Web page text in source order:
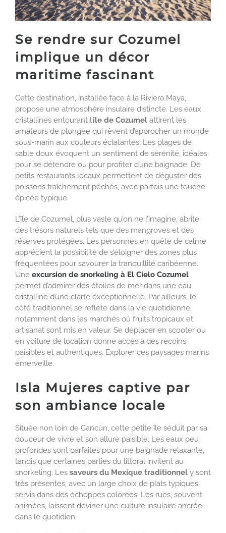
Se rendre sur Cozumel
implique un décor
maritime fascinant
Cette destination, installée face à la Riviera Maya,
propose une atmosphère insulaire distincte. Les eaux
cristallines entourant l’île de Cozumel attirent les
amateurs de plongée qui rêvent d’approcher un monde
sous-marin aux couleurs éclatantes. Les plages de
sable doux évoquent un sentiment de sérénité, idéales
pour se détendre ou pour profiter d’une baignade. De
petits restaurants locaux permettent de déguster des
poissons fraîchement pêchés, avec parfois une touche
épicée typique.
L’île de Cozumel, plus vaste qu’on ne l’imagine, abrite
des trésors naturels tels que des mangroves et des
réserves protégées. Les personnes en quête de calme
apprécient la possibilité de s’éloigner des zones plus
fréquentées pour savourer la tranquillité caribéenne.
Une excursion de snorkeling à El Cielo Cozumel
permet d’admirer des étoiles de mer dans une eau
cristalline d’une clarté exceptionnelle. Par ailleurs, le
côté traditionnel se reflète dans la vie quotidienne,
notamment dans les marchés où fruits tropicaux et
artisanat sont mis en valeur. Se déplacer en scooter ou
en voiture de location donne accès à des recoins
paisibles et authentiques. Explorer ces paysages marins
émerveille.
Isla Mujeres captive par
son ambiance locale
Située non loin de Cancún, cette petite île séduit par sa
douceur de vivre et son allure paisible. Les eaux peu
profondes sont parfaites pour une baignade relaxante,
tandis que certaines parties du littoral invitent au
snorkeling. Les saveurs du Mexique traditionnel y sont
très présentes, avec un large choix de plats typiques
servis dans des échoppes colorées. Les rues, souvent
animées, laissent deviner une culture insulaire ancrée
dans le quotidien.